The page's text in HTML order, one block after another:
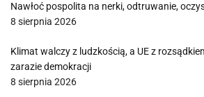
Nawłoć pospolita na nerki, odtruwanie,
8 sierpnia 2026
Klimat walczy z ludzkością, a UE z
zarazie demokracji
8 sierpnia 2026